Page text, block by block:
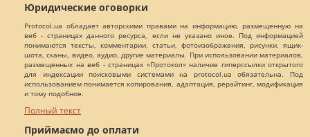
Юридические оговорки
Protocol.ua обладает авторскими правами на информацию, размещенную на
веб - страницах данного ресурса, если не указано иное. Под информацией
понимаются тексты, комментарии, статьи, фотоизображения, рисунки, ящик-
шота, сканы, видео, аудио, другие материалы. При использовании материалов,
размещенных на веб - страницах «Протокол» наличие гиперссылки открытого
для индексации поисковыми системами на protocol.ua обязательна. Под
использованием понимается копирования, адаптация, рерайтинг, модификация
и тому подобное.
Полный текст
Приймаємо до оплати